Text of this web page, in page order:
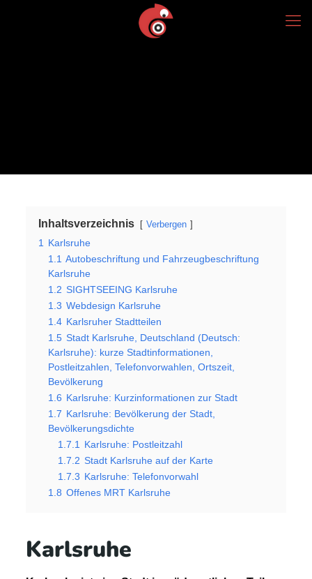
Inhaltsverzeichnis Verbergen
1
Karlsruhe
1.1 Autobeschriftung und Fahrzeugbeschriftung
Karlsruhe
1.2 SIGHTSEEING Karlsruhe
1.3 Webdesign Karlsruhe
1.4 Karlsruher Stadtteilen
1.5 Stadt Karlsruhe, Deutschland (Deutsch:
Karlsruhe): kurze Stadtinformationen,
Postleitzahlen, Telefonvorwahlen, Ortszeit,
Bevölkerung
1.6 Karlsruhe: Kurzinformationen zur Stadt
1.7 Karlsruhe: Bevölkerung der Stadt,
Bevölkerungsdichte
1.7.1
Karlsruhe: Postleitzahl
1.7.2 Stadt Karlsruhe auf der Karte
1.7.3 Karlsruhe: Telefonvorwahl
1.8 Offenes MRT Karlsruhe
Karlsruhe